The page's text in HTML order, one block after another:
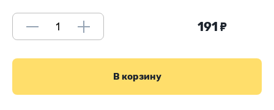
191 ₽
В корзину